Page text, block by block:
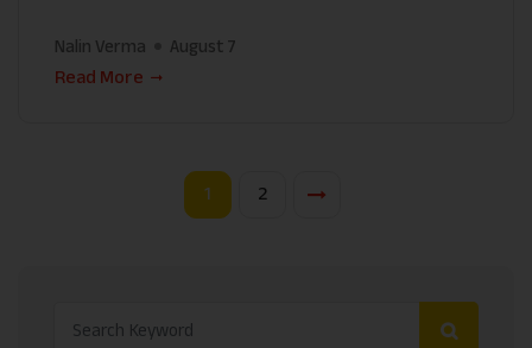
Nalin Verma
August 7
Read More
1 2